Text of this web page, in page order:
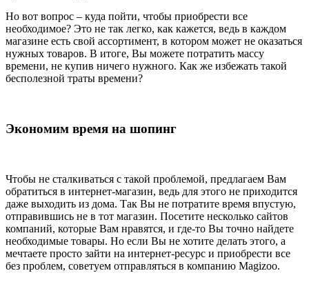
Но вот вопрос – куда пойти, чтобы приобрести все
необходимое? Это не так легко, как кажется, ведь в каждом
магазине есть свой ассортимент, в котором может не оказаться
нужных товаров. В итоге, Вы можете потратить массу
времени, не купив ничего нужного. Как же избежать такой
бесполезной траты времени?
Экономим время на шопинг
Чтобы не сталкиваться с такой проблемой, предлагаем Вам
обратиться в интернет-магазин, ведь для этого не приходится
даже выходить из дома. Так Вы не потратите время впустую,
отправившись не в тот магазин. Посетите несколько сайтов
компаний, которые Вам нравятся, и где-то Вы точно найдете
необходимые товары. Но если Вы не хотите делать этого, а
мечтаете просто зайти на интернет-ресурс и приобрести все
без проблем, советуем отправляться в компанию Magizoo.